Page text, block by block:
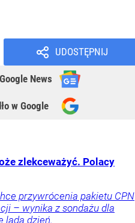
UDOSTĘPNIJ
Google News
w Google
zlekceważyć. Polacy
przywrócenia pakietu CPN
– wynika z sondażu dla
lada dzień.